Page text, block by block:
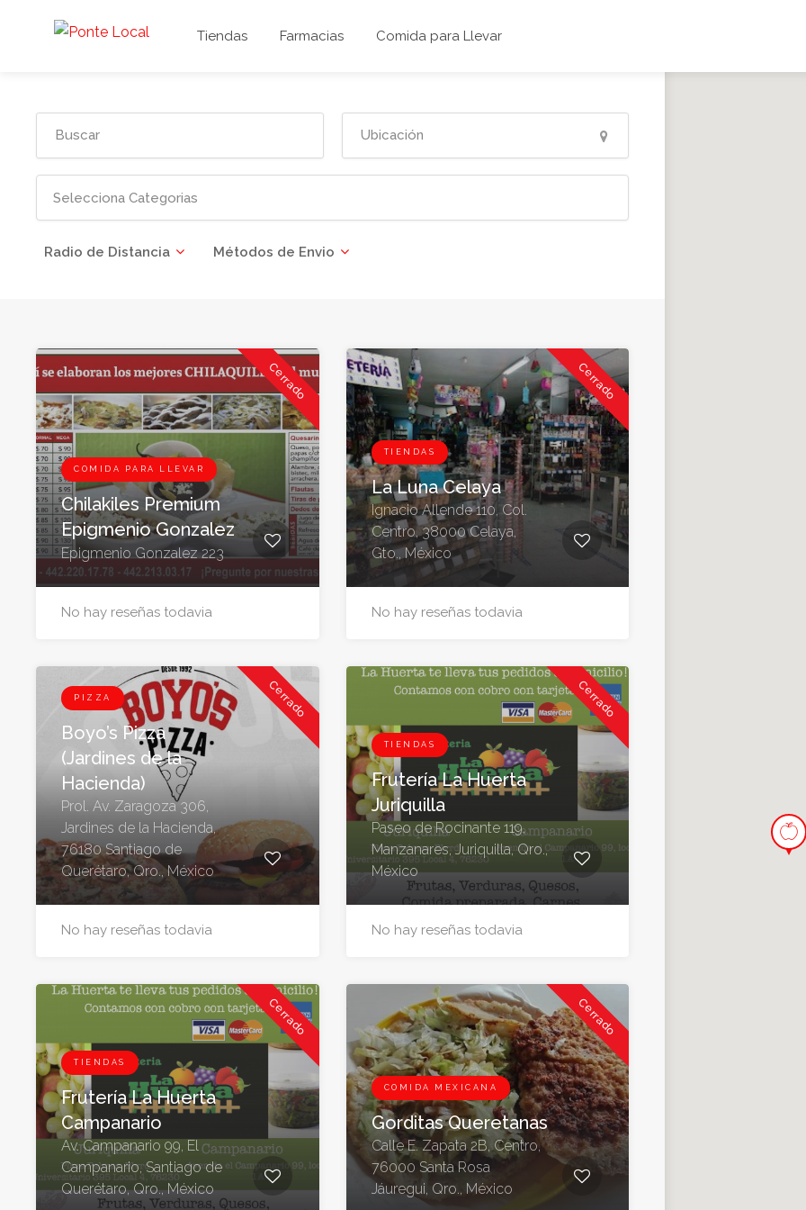
Tiendas Farmacias Comida para Llevar
Radio de Distancia Métodos de Envio
Cerrado
COMIDA PARA LLEVAR
Chilakiles Premium
Epigmenio Gonzalez
Epigmenio Gonzalez 223
No hay reseñas todavia
Cerrado
TIENDAS
La Luna Celaya
Ignacio Allende 110, Col.
Centro, 38000 Celaya,
Gto., México
No hay reseñas todavia
Cerrado
PIZZA
Boyo’s Pizza
(Jardines de la
Hacienda)
Prol. Av. Zaragoza 306,
Jardines de la Hacienda,
76180 Santiago de
Querétaro, Qro., México
No hay reseñas todavia
Cerrado
TIENDAS
Frutería La Huerta
Juriquilla
Paseo de Rocinante 119,
Manzanares, Juriquilla, Qro.,
México
No hay reseñas todavia
Cerrado
TIENDAS
Frutería La Huerta
Campanario
Av. Campanario 99, El
Campanario, Santiago de
Querétaro, Qro., México
Cerrado
COMIDA MEXICANA
Gorditas Queretanas
Calle E. Zapata 2B, Centro,
76000 Santa Rosa
Jáuregui, Qro., México